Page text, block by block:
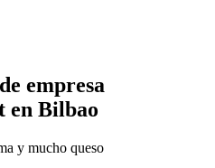
empresa
en Bilbao
y mucho queso